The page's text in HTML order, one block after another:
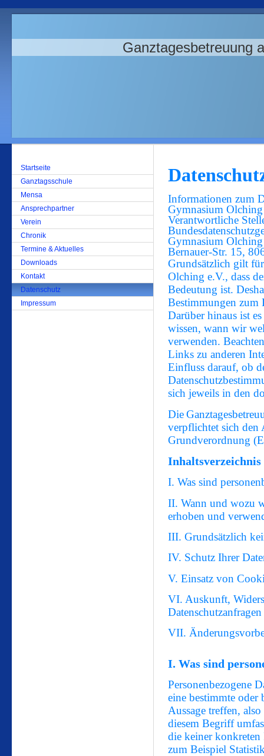
Ganztagesbetreuung
Startseite
Ganztagsschule
Mensa
Ansprechpartner
Verein
Chronik
Termine & Aktuelles
Downloads
Kontakt
Datenschutz
Impressum
Informationen zum
Gymnasium
Verantwortliche
Gymnasium
Bernauer-Str. 15,
Grundsätzlich gilt für
Olching e.V., dass
Bedeutung ist.
Bestimmungen zum
Darüber hinaus ist
wissen, wann wir
verwenden.
Links zu anderen
Einfluss darauf, ob
sich jeweils in den
Die
verpflichtet sich den
Grundverordnung
Inhaltsverzeichnis
I. Was sind
II. Wann und wozu
erhoben und
III. Grundsätzlich
IV. Schutz Ihrer
V. Einsatz von
VI. Auskunft,
Datenschutzanfragen
VII.
I. Was sind
Personenbezogene
eine bestimmte oder
Aussage treffen,
diesem Begriff
die keiner konkreten
zum Beispiel